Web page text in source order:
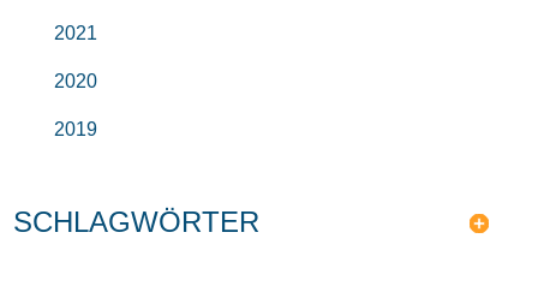
2021
2020
2019
SCHLAGWÖRTER